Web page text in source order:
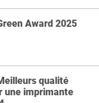
Award 2025
qualité
une imprimante